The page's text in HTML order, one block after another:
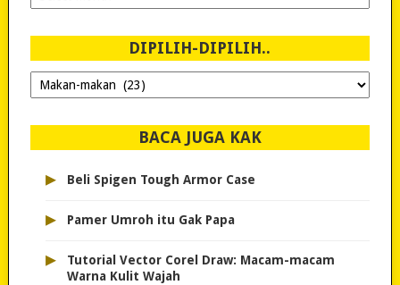
Sejak
DIPILIH-DIPILIH..
Dipilih-
dipilih..
BACA JUGA KAK
▸ Beli Spigen Tough Armor Case
▸ Pamer Umroh itu Gak Papa
▸
Tutorial Vector Corel Draw: Macam-macam
Warna Kulit Wajah